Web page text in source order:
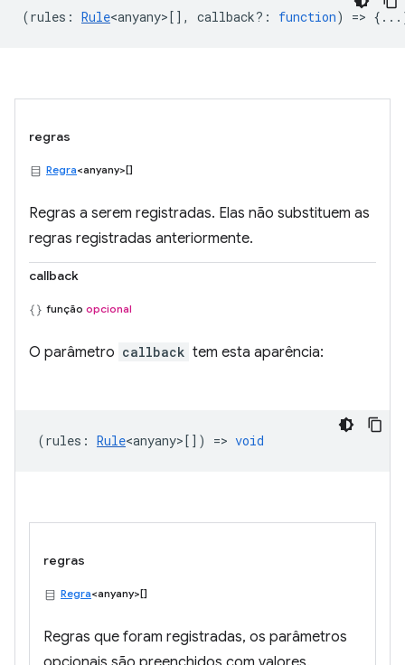
(rules : Rule<anyany> [], callback? : function) =>
regras
Regra<anyany>[]
Regras a serem registradas. Elas não substituem as
regras registradas anteriormente.
callback
função opcional
O parâmetro callback tem esta aparência:
(rules : Rule<anyany> []) => void
regras
Regra<anyany>[]
Regras que foram registradas, os parâmetros